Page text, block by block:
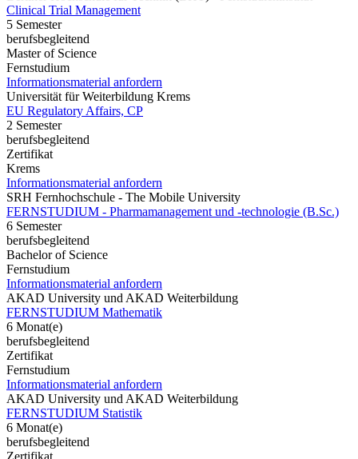
Clinical Trial Management
5 Semester
berufsbegleitend
Master of Science
Fernstudium
Informationsmaterial anfordern
Universität für Weiterbildung Krems
EU Regulatory Affairs, CP
2 Semester
berufsbegleitend
Zertifikat
Krems
Informationsmaterial anfordern
SRH Fernhochschule - The Mobile University
FERNSTUDIUM - Pharmamanagement und -technologie (B.Sc.)
6 Semester
berufsbegleitend
Bachelor of Science
Fernstudium
Informationsmaterial anfordern
AKAD University und AKAD Weiterbildung
FERNSTUDIUM Mathematik
6 Monat(e)
berufsbegleitend
Zertifikat
Fernstudium
Informationsmaterial anfordern
AKAD University und AKAD Weiterbildung
FERNSTUDIUM Statistik
6 Monat(e)
berufsbegleitend
Zertifikat